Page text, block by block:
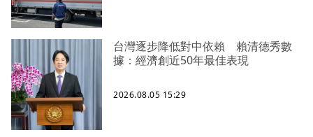
台灣逐步降低對中依賴 賴清德秀數
據：經濟創近50年最佳表現
2026.08.05 15:29